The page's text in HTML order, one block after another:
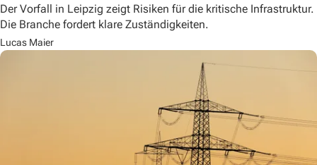
Der Vorfall in Leipzig zeigt Risiken für die kritische Infrastruktur.
Die Branche fordert klare Zuständigkeiten.
Lucas Maier